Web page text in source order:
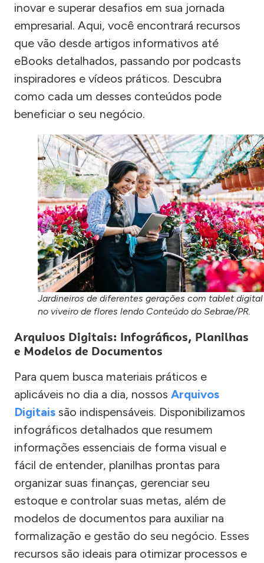
inovar e superar desafios em sua jornada
empresarial. Aqui, você encontrará recursos
que vão desde artigos informativos até
eBooks detalhados, passando por podcasts
inspiradores e vídeos práticos. Descubra
como cada um desses conteúdos pode
beneficiar o seu negócio.
Jardineiros de diferentes gerações com tablet digital
no viveiro de flores lendo Conteúdo do Sebrae/PR.
Arquivos Digitais: Infográficos, Planilhas
e Modelos de Documentos
Para quem busca materiais práticos e
aplicáveis no dia a dia, nossos Arquivos
Digitais são indispensáveis. Disponibilizamos
infográficos detalhados que resumem
informações essenciais de forma visual e
fácil de entender, planilhas prontas para
organizar suas finanças, gerenciar seu
estoque e controlar suas metas, além de
modelos de documentos para auxiliar na
formalização e gestão do seu negócio. Esses
recursos são ideais para otimizar processos e